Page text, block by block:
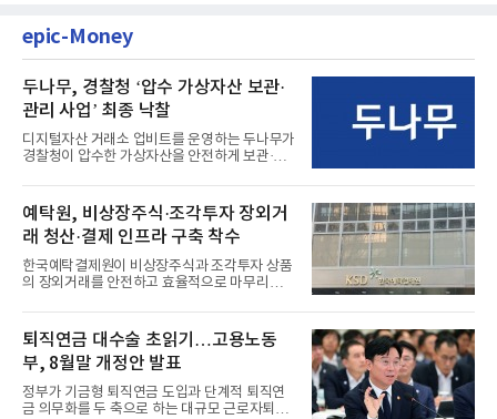
epic-Money
두나무, 경찰청 ‘압수 가상자산 보관·
관리 사업’ 최종 낙찰
디지털자산 거래소 업비트를 운영하는 두나무가
경찰청이 압수한 가상자산을 안전하게 보관·관
예탁원, 비상장주식·조각투자 장외거
래 청산·결제 인프라 구축 착수
한국예탁결제원이 비상장주식과 조각투자 상품
의 장외거래를 안전하고 효율적으로 마무리하기
퇴직연금 대수술 초읽기…고용노동
부, 8월말 개정안 발표
정부가 기금형 퇴직연금 도입과 단계적 퇴직연
금 의무화를 두 축으로 하는 대규모 근로자퇴직